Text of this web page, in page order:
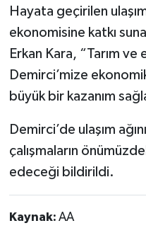
Hayata geçirilen ulaşım
ekonomisine katkı
Erkan Kara, “Tarım
Demirci’mize
büyük bir kazanım
Demirci’de ulaşım
çalışmaların
edeceği bildirildi.
Kaynak: AA